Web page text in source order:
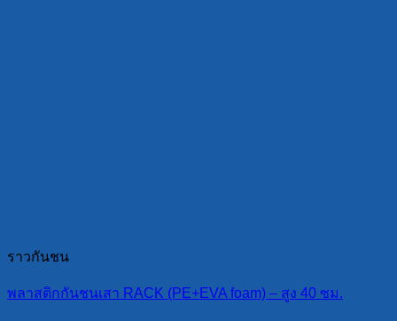
ราวกันชน
พลาสติกกันชนเสา RACK (PE+EVA foam) – สูง 40 ซม.